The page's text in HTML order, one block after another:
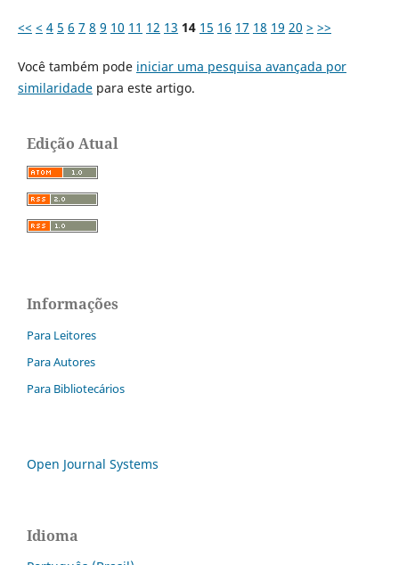
<< < 4 5 6 7 8 9 10 11 12 13 14 15 16 17 18 19 20 > >>
Você também pode iniciar uma pesquisa avançada por
similaridadepara este artigo.
Edição Atual
Informações
Para Leitores
Para Autores
Para Bibliotecários
Open Journal Systems
Idioma